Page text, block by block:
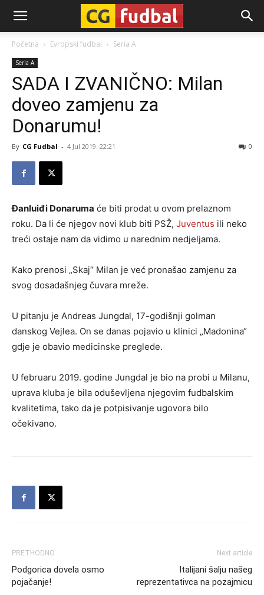
CG-
Fudbal
Početna Evropski fudbal Seria A
Seria A
SADA I ZVANIČNO: Milan
doveo zamjenu za
Donarumu!
By CG Fudbal - 4 Jul 2019. 22:21 0
Đanluiđi Donaruma će biti prodat u ovom prelaznom
roku. Da li će njegov novi klub biti PSŽ, Juventus ili neko
treći ostaje nam da vidimo u narednim nedjeljama.
Kako prenosi „Skaj“ Milan je već pronašao zamjenu za
svog dosadašnjeg čuvara mreže.
U pitanju je Andreas Jungdal, 17-godišnji golman
danskog Vejlea. On se danas pojavio u klinici „Madonina“
gdje je obavio medicinske preglede.
U februaru 2019. godine Jungdal je bio na probi u Milanu,
uprava kluba je bila oduševljena njegovim fudbalskim
kvalitetima, tako da je potpisivanje ugovora bilo
očekivano.
PRETHODNO
Podgorica dovela osmo
pojačanje!
Next article
Italijani šalju našeg
reprezentativca na pozajmicu